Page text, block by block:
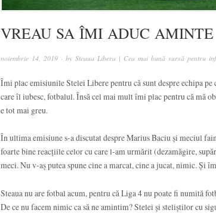
VREAU SA ÎMI ADUC AMINTE
noiembrie 14, 2019 · by Steaua Libera | Cea mai bună sursă pentru
Îmi plac emisiunile Stelei Libere pentru că sunt despre echipa pe
care îl iubesc, fotbalul. Însă cel mai mult îmi plac pentru că mă
e tot mai greu.
În ultima emisiune s-a discutat despre Marius Baciu și meciul
foarte bine reacțiile celor cu care l-am urmărit (dezamăgire,
meci. Nu v-aș putea spune cine a marcat, cine a jucat, nimic. Și
Steaua nu are fotbal acum, pentru că Liga 4 nu poate fi numită
De ce nu facem nimic ca să ne amintim? Stelei și steliștilor cu